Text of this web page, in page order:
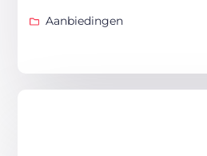
Aanbiedingen